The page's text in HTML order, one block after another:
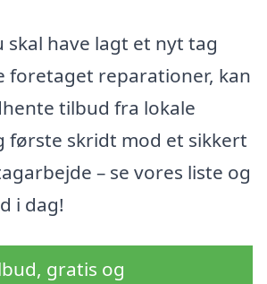
skal have lagt et nyt tag
foretaget reparationer, kan
tilbud fra lokale
første skridt mod et sikkert
– se vores liste og
i dag!
gratis og